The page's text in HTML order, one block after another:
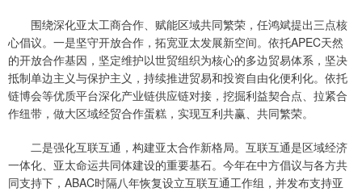
围绕深化亚太工商合作、赋能区域共同繁荣，任鸿斌提出三点核
心倡议。一是坚守开放合作，拓宽亚太发展新空间。依托APEC天然
的开放合作基因，坚定维护以世贸组织为核心的多边贸易体系，坚决
抵制单边主义与保护主义，持续推进贸易和投资自由化便利化。依托
链博会等优质平台深化产业链供应链对接，挖掘利益契合点、拉紧合
作纽带，做大区域经贸合作蛋糕，实现互利共赢、共同繁荣。
二是强化互联互通，构建亚太合作新格局。互联互通是区域经济
一体化、亚太命运共同体建设的重要基石。今年在中方倡议与各方共
同支持下，ABAC时隔八年恢复设立互联互通工作组，并发布支持亚